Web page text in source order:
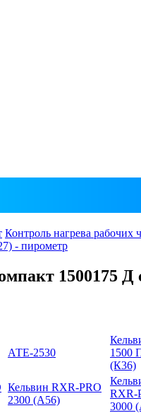
Контроль нагрева рабочих
- пирометр
1500175
АТЕ-2530
1500
(К36)
Кельвин RXR-PRO
2300 (А56)
RXR-
3000